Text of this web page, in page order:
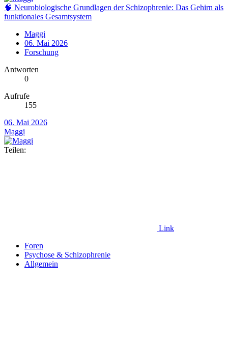
🧠 Neurobiologische Grundlagen der Schizophrenie: Das Gehirn als
funktionales Gesamtsystem
Maggi
06. Mai 2026
Forschung
Antworten
0
Aufrufe
155
06. Mai 2026
Maggi
Teilen:
Link
Foren
Psychose & Schizophrenie
Allgemein